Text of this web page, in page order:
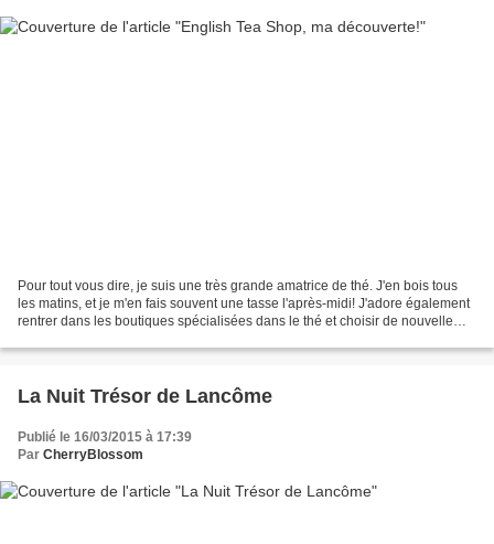
Pour tout vous dire, je suis une très grande amatrice de thé. J'en bois tous
les matins, et je m'en fais souvent une tasse l'après-midi! J'adore également
rentrer dans les boutiques spécialisées dans le thé et choisir de nouvelle
La Nuit Trésor de Lancôme
Publié le 16/03/2015 à 17:39
Par CherryBlossom